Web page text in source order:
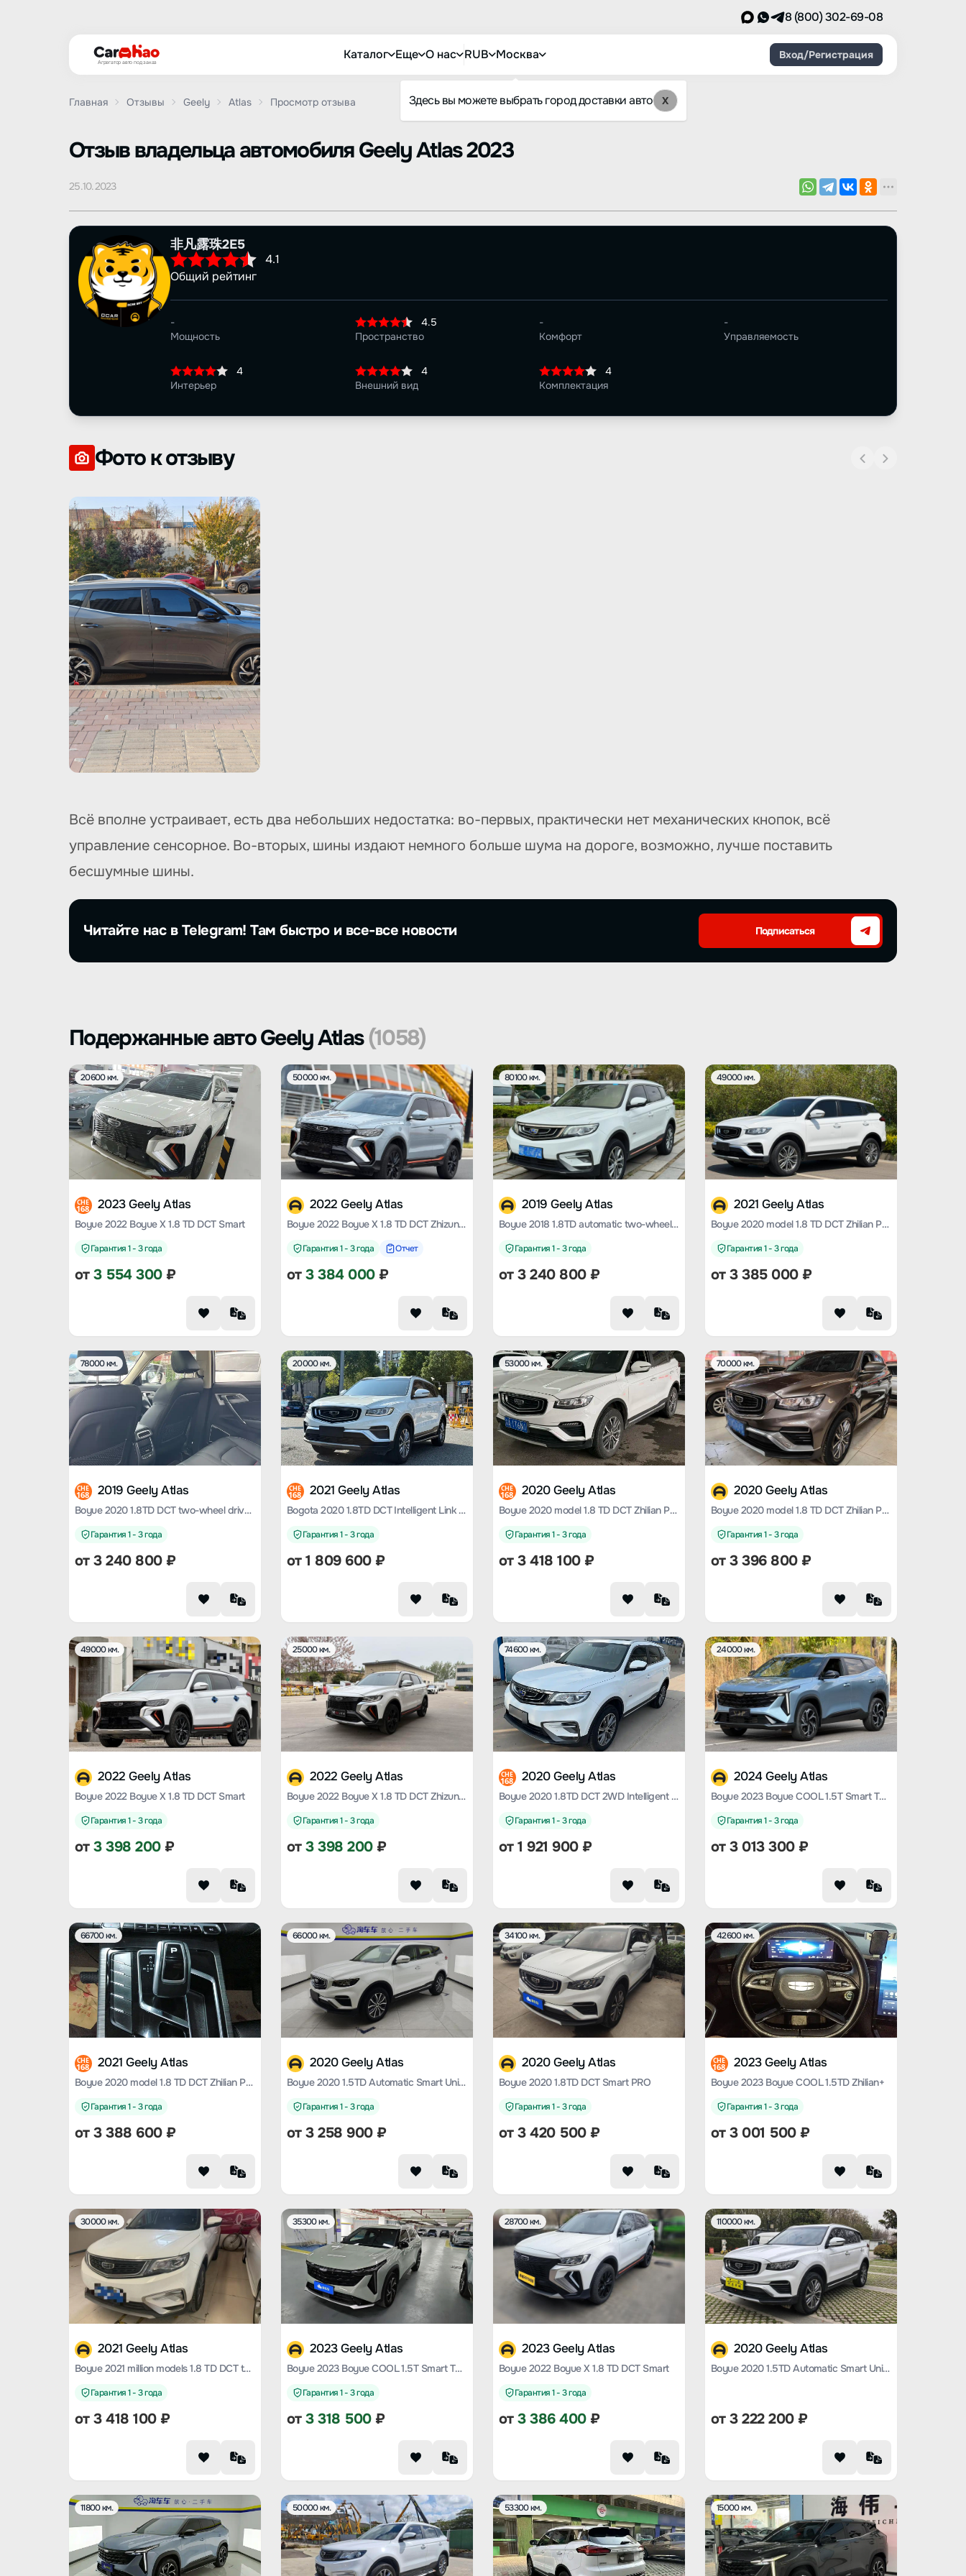
8 (800) 302-69-08
Агрегатор авто под заказ
Каталог Еще О нас RUB Москва
Здесь вы можете выбрать город доставки авто X
Вход/Регистрация
Главная Отзывы Geely Atlas Просмотр отзыва
Oтзыв владельца автомобиляGeely Atlas 2023
25.10.2023
非凡露珠2E5
4.1
Общий рейтинг
-
Мощность
4.5
Пространство
-
Комфорт
-
Управляемость
4
Интерьер
4
Внешний вид
4
Комплектация
Фото к отзыву
Всё вполне устраивает, есть два небольших недостатка: во-первых, практически нет механических кнопок, всё
управление сенсорное. Во-вторых, шины издают немного больше шума на дороге, возможно, лучше поставить
бесшумные шины.
Читайте нас в Telegram! Там быстро и все-все новости Подписаться
Подержанные авто Geely Atlas(1058)
20600 км.
CHE
168 2023 Geely Atlas
Boyue 2022 Boyue X 1.8 TD DCT Smart
Гарантия 1 - 3 года
от3 554 300₽
50000 км.
2022 Geely Atlas
Boyue 2022 Boyue X 1.8 TD DCT Zhizun Type
Гарантия 1 - 3 года Отчет
от3 384 000₽
80100 км.
2019 Geely Atlas
Boyue 2018 1.8TD automatic two-wheel drive intelligent 4G connected version
Гарантия 1 - 3 года
от3 240 800₽
49000 км.
2021 Geely Atlas
Boyue 2020 model 1.8 TD DCT Zhilian PRO
Гарантия 1 - 3 года
от3 385 000₽
78000 км.
CHE
168 2019 Geely Atlas
Boyue 2020 1.8TD DCT two-wheel drive intelligent 4G connected version
Гарантия 1 - 3 года
от3 240 800₽
20000 км.
CHE
168 2021 Geely Atlas
Bogota 2020 1.8TD DCT Intelligent Link PRO
Гарантия 1 - 3 года
от1 809 600₽
53000 км.
CHE
168 2020 Geely Atlas
Boyue 2020 model 1.8 TD DCT Zhilian PRO
Гарантия 1 - 3 года
от3 418 100₽
70000 км.
2020 Geely Atlas
Boyue 2020 model 1.8 TD DCT Zhilian PRO
Гарантия 1 - 3 года
от3 396 800₽
49000 км.
2022 Geely Atlas
Boyue 2022 Boyue X 1.8 TD DCT Smart
Гарантия 1 - 3 года
от3 398 200₽
25000 км.
2022 Geely Atlas
Boyue 2022 Boyue X 1.8 TD DCT Zhizun Type
Гарантия 1 - 3 года
от3 398 200₽
74600 км.
CHE
168 2020 Geely Atlas
Boyue 2020 1.8TD DCT 2WD Intelligent 4G Connected Edition
Гарантия 1 - 3 года
от1 921 900₽
24000 км.
2024 Geely Atlas
Boyue 2023 Boyue COOL 1.5T Smart Type
Гарантия 1 - 3 года
от3 013 300₽
66700 км.
CHE
168 2021 Geely Atlas
Boyue 2020 model 1.8 TD DCT Zhilian PRO
Гарантия 1 - 3 года
от3 388 600₽
66000 км.
2020 Geely Atlas
Boyue 2020 1.5TD Automatic Smart Union PRO
Гарантия 1 - 3 года
от3 258 900₽
34100 км.
2020 Geely Atlas
Boyue 2020 1.8TD DCT Smart PRO
Гарантия 1 - 3 года
от3 420 500₽
42600 км.
CHE
168 2023 Geely Atlas
Boyue 2023 Boyue COOL 1.5TD Zhilian+
Гарантия 1 - 3 года
от3 001 500₽
30000 км.
2021 Geely Atlas
Boyue 2021 million models 1.8 TD DCT two-wheel drive comfort type
Гарантия 1 - 3 года
от3 418 100₽
35300 км.
2023 Geely Atlas
Boyue 2023 Boyue COOL 1.5T Smart Type
Гарантия 1 - 3 года
от3 318 500₽
28700 км.
2023 Geely Atlas
Boyue 2022 Boyue X 1.8 TD DCT Smart
Гарантия 1 - 3 года
от3 386 400₽
110000 км.
2020 Geely Atlas
Boyue 2020 1.5TD Automatic Smart Union PRO
от3 222 200₽
11800 км. 50000 км. 53300 км. 15000 км.